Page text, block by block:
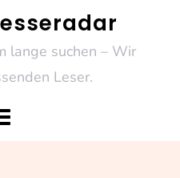
lange suchen – Wir
Leser.